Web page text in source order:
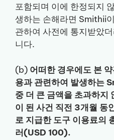
포함되며 이에 한정되지
생하는 손해라면 Smithii
관하여 사전에 통지받았
니다.
(b) 어떠한 경우에도 본
용과 관련하여 발생하는
중 더 큰 금액을 초과하
이 된 사건 직전 3개월 동
로 지급한 도구 이용료의
러(USD 100).